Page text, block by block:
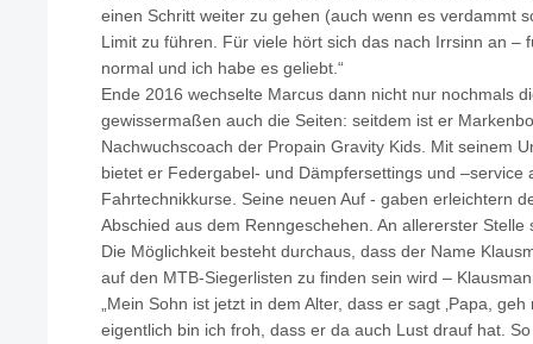
einen Schritt weiter zu gehen (auch wenn es verdammt
Limit zu führen. Für viele hört sich das nach Irrsinn an –
normal und ich habe es geliebt.“
Ende 2016 wechselte Marcus dann nicht nur nochmals
gewissermaßen auch die Seiten: seitdem ist er
Nachwuchscoach der Propain Gravity Kids. Mit seinem
bietet er Federgabel- und Dämpfersettings und –service
Fahrtechnikkurse. Seine neuen Auf - gaben erleichtern
Abschied aus dem Renngeschehen. An allererster
Die Möglichkeit besteht durchaus, dass der Name
auf den MTB-Siegerlisten zu finden sein wird –
„Mein Sohn ist jetzt in dem Alter, dass er sagt ‚Papa,
eigentlich bin ich froh, dass er da auch Lust drauf hat.